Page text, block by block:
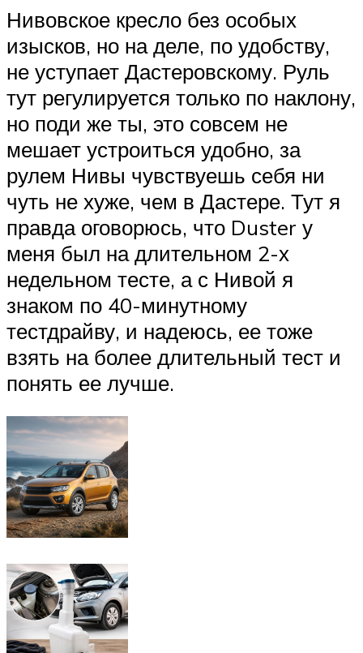
Нивовское кресло без особых
изысков, но на деле, по удобству,
не уступает Дастеровскому. Руль
тут регулируется только по наклону,
но поди же ты, это совсем не
мешает устроиться удобно, за
рулем Нивы чувствуешь себя ни
чуть не хуже, чем в Дастере. Тут я
правда оговорюсь, что Duster у
меня был на длительном 2-х
недельном тесте, а с Нивой я
знаком по 40-минутному
тестдрайву, и надеюсь, ее тоже
взять на более длительный тест и
понять ее лучше.